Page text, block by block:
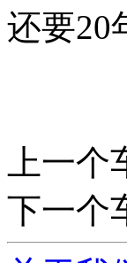
还要20
上一个
下一个